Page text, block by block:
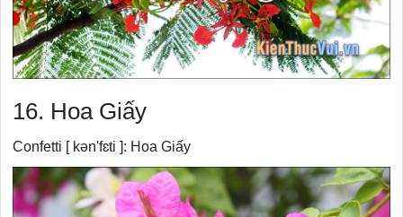
16. Hoa Giấy
Confetti [ kən'fɛti ]: Hoa Giấy